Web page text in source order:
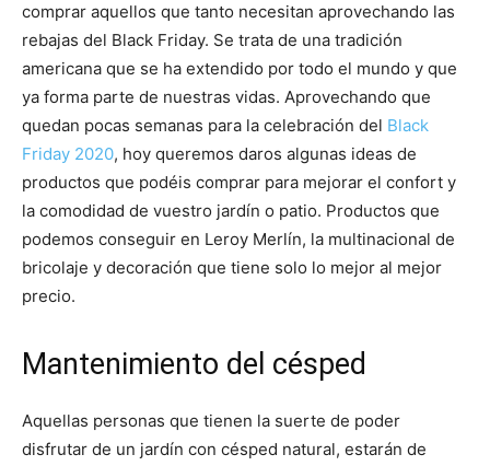
comprar aquellos que tanto necesitan aprovechando las
rebajas del Black Friday. Se trata de una tradición
americana que se ha extendido por todo el mundo y que
ya forma parte de nuestras vidas. Aprovechando que
quedan pocas semanas para la celebración del Black
Friday 2020, hoy queremos daros algunas ideas de
productos que podéis comprar para mejorar el confort y
la comodidad de vuestro jardín o patio. Productos que
podemos conseguir en Leroy Merlín, la multinacional de
bricolaje y decoración que tiene solo lo mejor al mejor
precio.
Mantenimiento del césped
Aquellas personas que tienen la suerte de poder
disfrutar de un jardín con césped natural, estarán de